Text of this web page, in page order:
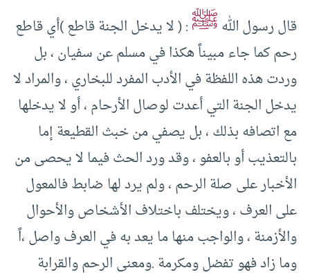
قال رسول اللهﷺ: ( لا يدخل الجنة قاطع )أي قاطع
رحم كما جاء مبيناً هكذا في مسلم عن سفيان ، بل
وردت هذه اللفظة في الأدب المفرد للبخاري ، والمراد لا
يدخل الجنة التي أعدت لوصال الأرحام ، أو لا يدخلها
مع اتصافه بذلك ، بل يصفي من خبث القطيعة إما
بالتعذيب أو بالعفو ، وقد ورد الحث فيما لا يحصى من
الأخبار على صلة الرحم ، ولم يرد لها ضابط فالمعول
على العرف ، ويختلف باختلاف الأشخاص والأحوال
والأزمنة ، والواجب منها ما يعد به في العرف واصل ،اً
وما زاد فهو تفضل ومكرمة .ومعنى الرحم والقرابة